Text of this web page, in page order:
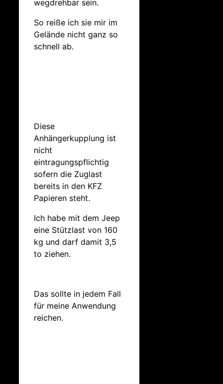
wegdrehbar sein.
So reiße ich sie mir im
Gelände nicht ganz so
schnell ab.
Diese
Anhängerkupplung ist
nicht
eintragungspflichtig
sofern die Zuglast
bereits in den KFZ
Papieren steht.
Ich habe mit dem Jeep
eine Stützlast von 160
kg und darf damit 3,5
to ziehen.
Das sollte in jedem Fall
für meine Anwendung
reichen.